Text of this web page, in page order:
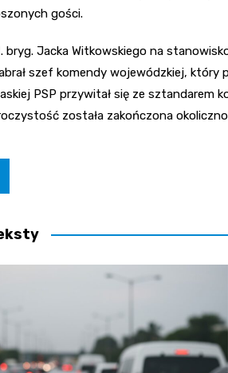
gości.
bryg. Jacka Witkowskiego na
szef komendy wojewódzkiej, który
PSP przywitał się ze sztandarem
została zakończona